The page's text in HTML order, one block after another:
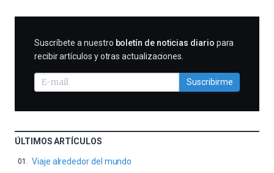
SUSCRIBIRME
Suscríbete a nuestro boletín de noticias diario para
recibir artículos y otras actualizaciones.
Suscribirme
ÚLTIMOS ARTÍCULOS
Viaje alrededor del mundo